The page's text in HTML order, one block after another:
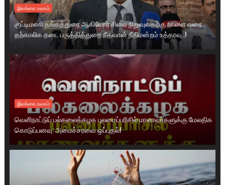
இலங்கை.உலகம்
குட்டிமணி தங்கத்துரை ஆகியோர் சிலை நிறுவுவதற்கு நாளை வரை
தற்காலிக தடை பருத்தித்துறை நீதவான் நீதிமன்றம் உத்தரவு..!
இலங்கை.உலகம்
வெளிநாட்டுப் பல்கலைக்கழக புலமைப்பரிசில் மாணவர்களுக்கு மேலதிக
கொடுப்பனவு: அமைச்சரவை ஒப்புதல்!